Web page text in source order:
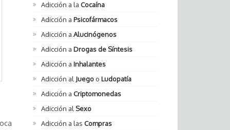
Adicción a la Cocaína
Adicción a Psicofármacos
Adicción a Alucinógenos
Adicción a Drogas de Síntesis
Adicción a Inhalantes
Adicción al Juegoo Ludopatía
Adicción a Criptomonedas
Adicción al Sexo
Adicción a las Compras